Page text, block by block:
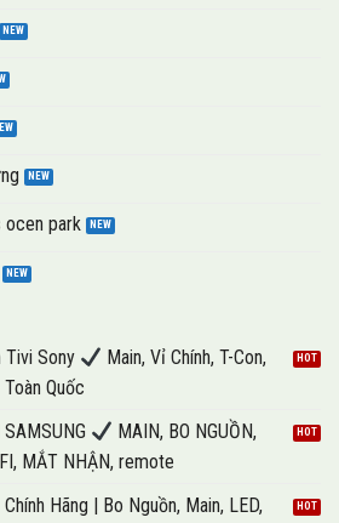
ocen park
Tivi Sony
Main, Vỉ Chính, T-Con,
Quốc
MAIN, BO NGUỒN,
MẮT NHẬN, remote
Hãng | Bo Nguồn, Main, LED,